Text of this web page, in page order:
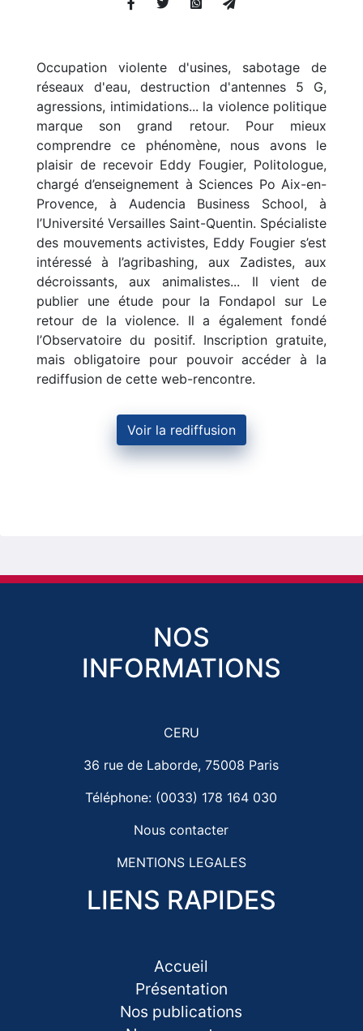
Occupation violente d'usines, sabotage de
réseaux d'eau, destruction d'antennes 5 G,
agressions, intimidations... la violence politique
marque son grand retour. Pour mieux
comprendre ce phénomène, nous avons le
plaisir de recevoir Eddy Fougier, Politologue,
chargé d’enseignement à Sciences Po Aix-en-
Provence, à Audencia Business School, à
l’Université Versailles Saint-Quentin. Spécialiste
des mouvements activistes, Eddy Fougier s’est
intéressé à l’agribashing, aux Zadistes, aux
décroissants, aux animalistes... Il vient de
publier une étude pour la Fondapol sur Le
retour de la violence. Il a également fondé
l’Observatoire du positif. Inscription gratuite,
mais obligatoire pour pouvoir accéder à la
rediffusion de cette web-rencontre.
Voir la rediffusion
NOS
INFORMATIONS
CERU
36 rue de Laborde, 75008 Paris
Téléphone: (0033) 178 164 030
Nous contacter
MENTIONS LEGALES
LIENS RAPIDES
Accueil
Présentation
Nos publications